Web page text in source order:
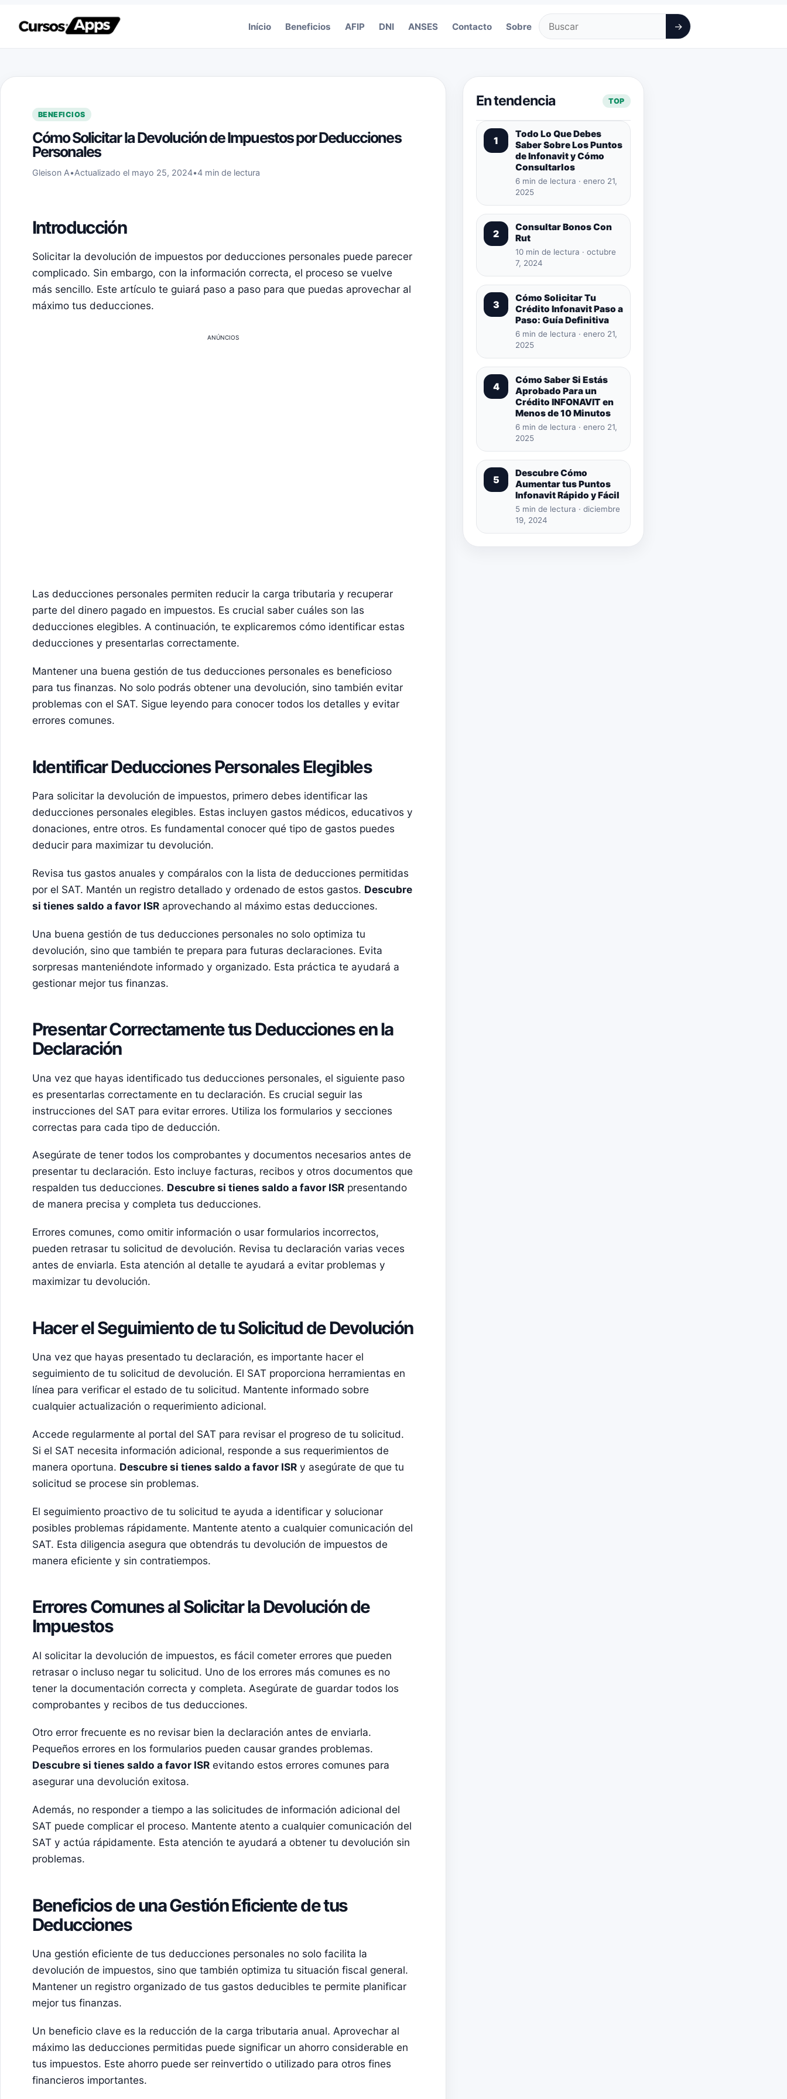
Início Beneficios AFIP DNI ANSES Contacto Sobre
Buscar
→
BENEFICIOS
Cómo Solicitar la Devolución de Impuestos por Deducciones
Personales
Gleison A•Actualizado el mayo 25, 2024•4 min de lectura
Introducción
Solicitar la devolución de impuestos por deducciones personales puede parecer
complicado. Sin embargo, con la información correcta, el proceso se vuelve
más sencillo. Este artículo te guiará paso a paso para que puedas aprovechar al
máximo tus deducciones.
ANÚNCIOS
Las deducciones personales permiten reducir la carga tributaria y recuperar
parte del dinero pagado en impuestos. Es crucial saber cuáles son las
deducciones elegibles. A continuación, te explicaremos cómo identificar estas
deducciones y presentarlas correctamente.
Mantener una buena gestión de tus deducciones personales es beneficioso
para tus finanzas. No solo podrás obtener una devolución, sino también evitar
problemas con el SAT. Sigue leyendo para conocer todos los detalles y evitar
errores comunes.
Identificar Deducciones Personales Elegibles
Para solicitar la devolución de impuestos, primero debes identificar las
deducciones personales elegibles. Estas incluyen gastos médicos, educativos y
donaciones, entre otros. Es fundamental conocer qué tipo de gastos puedes
deducir para maximizar tu devolución.
Revisa tus gastos anuales y compáralos con la lista de deducciones permitidas
por el SAT. Mantén un registro detallado y ordenado de estos gastos. Descubre
si tienes saldo a favor ISRaprovechando al máximo estas deducciones.
Una buena gestión de tus deducciones personales no solo optimiza tu
devolución, sino que también te prepara para futuras declaraciones. Evita
sorpresas manteniéndote informado y organizado. Esta práctica te ayudará a
gestionar mejor tus finanzas.
Presentar Correctamente tus Deducciones en la
Declaración
Una vez que hayas identificado tus deducciones personales, el siguiente paso
es presentarlas correctamente en tu declaración. Es crucial seguir las
instrucciones del SAT para evitar errores. Utiliza los formularios y secciones
correctas para cada tipo de deducción.
Asegúrate de tener todos los comprobantes y documentos necesarios antes de
presentar tu declaración. Esto incluye facturas, recibos y otros documentos que
respalden tus deducciones. Descubre si tienes saldo a favor ISRpresentando
de manera precisa y completa tus deducciones.
Errores comunes, como omitir información o usar formularios incorrectos,
pueden retrasar tu solicitud de devolución. Revisa tu declaración varias veces
antes de enviarla. Esta atención al detalle te ayudará a evitar problemas y
maximizar tu devolución.
Hacer el Seguimiento de tu Solicitud de Devolución
Una vez que hayas presentado tu declaración, es importante hacer el
seguimiento de tu solicitud de devolución. El SAT proporciona herramientas en
línea para verificar el estado de tu solicitud. Mantente informado sobre
cualquier actualización o requerimiento adicional.
Accede regularmente al portal del SAT para revisar el progreso de tu solicitud.
Si el SAT necesita información adicional, responde a sus requerimientos de
manera oportuna. Descubre si tienes saldo a favor ISRy asegúrate de que tu
solicitud se procese sin problemas.
El seguimiento proactivo de tu solicitud te ayuda a identificar y solucionar
posibles problemas rápidamente. Mantente atento a cualquier comunicación del
SAT. Esta diligencia asegura que obtendrás tu devolución de impuestos de
manera eficiente y sin contratiempos.
Errores Comunes al Solicitar la Devolución de
Impuestos
Al solicitar la devolución de impuestos, es fácil cometer errores que pueden
retrasar o incluso negar tu solicitud. Uno de los errores más comunes es no
tener la documentación correcta y completa. Asegúrate de guardar todos los
comprobantes y recibos de tus deducciones.
Otro error frecuente es no revisar bien la declaración antes de enviarla.
Pequeños errores en los formularios pueden causar grandes problemas.
Descubre si tienes saldo a favor ISRevitando estos errores comunes para
asegurar una devolución exitosa.
Además, no responder a tiempo a las solicitudes de información adicional del
SAT puede complicar el proceso. Mantente atento a cualquier comunicación del
SAT y actúa rápidamente. Esta atención te ayudará a obtener tu devolución sin
problemas.
Beneficios de una Gestión Eficiente de tus
Deducciones
Una gestión eficiente de tus deducciones personales no solo facilita la
devolución de impuestos, sino que también optimiza tu situación fiscal general.
Mantener un registro organizado de tus gastos deducibles te permite planificar
mejor tus finanzas.
Un beneficio clave es la reducción de la carga tributaria anual. Aprovechar al
máximo las deducciones permitidas puede significar un ahorro considerable en
tus impuestos. Este ahorro puede ser reinvertido o utilizado para otros fines
financieros importantes.
En tendencia TOP
1
Todo Lo Que Debes
Saber Sobre Los Puntos
de Infonavit y Cómo
Consultarlos
6 min de lectura · enero 21,
2025
2
Consultar Bonos Con
Rut
10 min de lectura · octubre
7, 2024
3
Cómo Solicitar Tu
Crédito Infonavit Paso a
Paso: Guía Definitiva
6 min de lectura · enero 21,
2025
4
Cómo Saber Si Estás
Aprobado Para un
Crédito INFONAVIT en
Menos de 10 Minutos
6 min de lectura · enero 21,
2025
5
Descubre Cómo
Aumentar tus Puntos
Infonavit Rápido y Fácil
5 min de lectura · diciembre
19, 2024